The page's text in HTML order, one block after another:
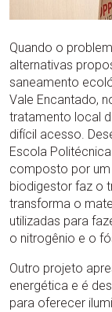
Quando o
alternativas
saneamento
Vale Encantado,
tratamento local
difícil acesso.
Escola
composto por um
biodigestor faz o
transforma o
utilizadas para
o nitrogênio e o
Outro projeto
energética e é
para oferecer